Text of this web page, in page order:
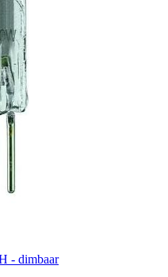
- dimbaar